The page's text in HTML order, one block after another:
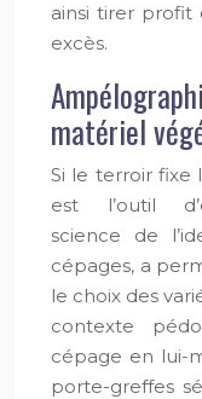
ainsi tirer profit
excès.
matériel
Si le terroir fixe
est l’outil
science de
cépages, a
le choix des
contexte
cépage en lui-
porte-greffes